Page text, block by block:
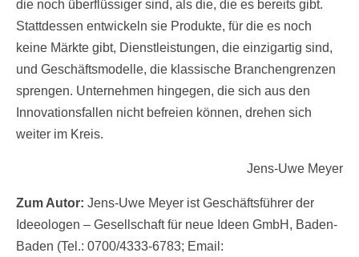
die noch überflüssiger sind, als die, die es bereits gibt.
Stattdessen entwickeln sie Produkte, für die es noch
keine Märkte gibt, Dienstleistungen, die einzigartig sind,
und Geschäftsmodelle, die klassische Branchengrenzen
sprengen. Unternehmen hingegen, die sich aus den
Innovationsfallen nicht befreien können, drehen sich
weiter im Kreis.
Jens-Uwe Meyer
Zum Autor: Jens-Uwe Meyer ist Geschäftsführer der
Ideeologen – Gesellschaft für neue Ideen GmbH, Baden-
Baden (Tel.: 0700/4333-6783; Email: